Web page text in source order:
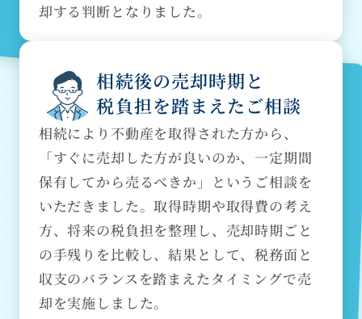
却する判断となりました。
相続後の売却時期と
税負担を踏まえたご相談
相続により不動産を取得された方から、
「すぐに売却した方が良いのか、一定期間
保有してから売るべきか」というご相談を
いただきました。取得時期や取得費の考え
方、将来の税負担を整理し、売却時期ごと
の手残りを比較し、結果として、税務面と
収支のバランスを踏まえたタイミングで売
却を実施しました。